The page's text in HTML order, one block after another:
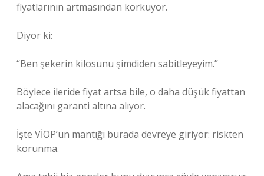
fiyatlarının artmasından korkuyor.
Diyor ki:
“Ben şekerin kilosunu şimdiden sabitleyeyim.”
Böylece ileride fiyat artsa bile, o daha düşük fiyattan
alacağını garanti altına alıyor.
İşte VİOP’un mantığı burada devreye giriyor: riskten
korunma.